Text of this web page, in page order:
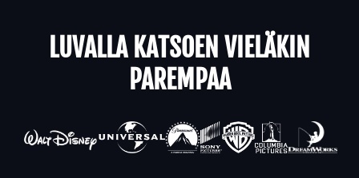
LUVALLA KATSOEN VIELÄKIN
PAREMPAA